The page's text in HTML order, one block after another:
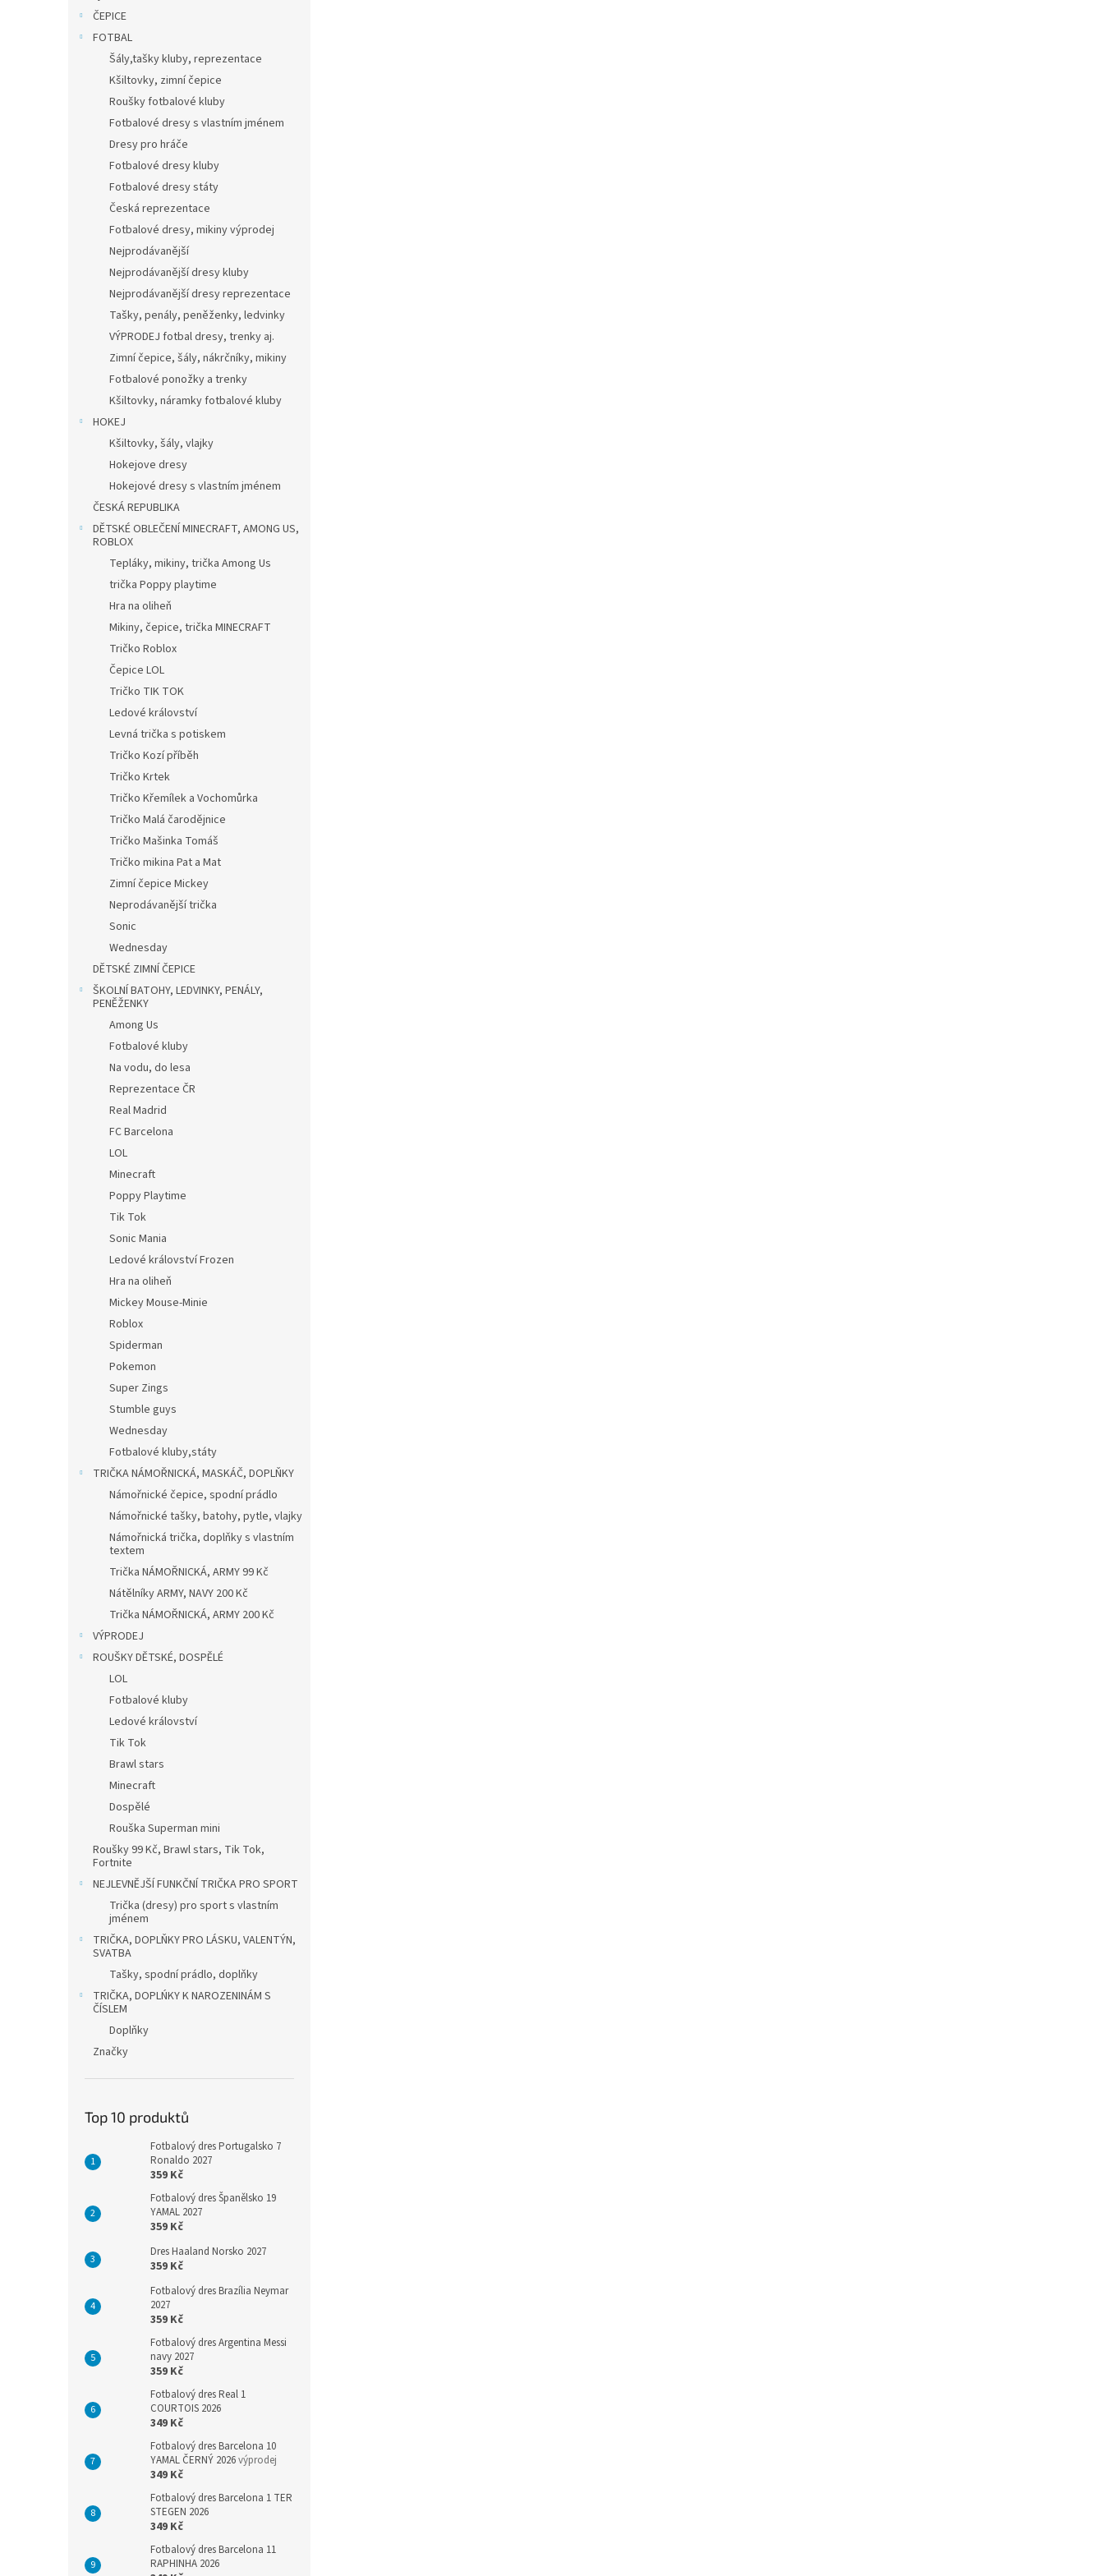
ČEPICE
FOTBAL
Šály,tašky kluby, reprezentace
Kšiltovky, zimní čepice
Roušky fotbalové kluby
Fotbalové dresy s vlastním jménem
Dresy pro hráče
Fotbalové dresy kluby
Fotbalové dresy státy
Česká reprezentace
Fotbalové dresy, mikiny výprodej
Nejprodávanější
Nejprodávanější dresy kluby
Nejprodávanější dresy reprezentace
Tašky, penály, peněženky, ledvinky
VÝPRODEJ fotbal dresy, trenky aj.
Zimní čepice, šály, nákrčníky, mikiny
Fotbalové ponožky a trenky
Kšiltovky, náramky fotbalové kluby
HOKEJ
Kšiltovky, šály, vlajky
Hokejove dresy
Hokejové dresy s vlastním jménem
ČESKÁ REPUBLIKA
DĚTSKÉ OBLEČENÍ MINECRAFT, AMONG US,
ROBLOX
Tepláky, mikiny, trička Among Us
trička Poppy playtime
Hra na oliheň
Mikiny, čepice, trička MINECRAFT
Tričko Roblox
Čepice LOL
Tričko TIK TOK
Ledové království
Levná trička s potiskem
Tričko Kozí příběh
Tričko Krtek
Tričko Křemílek a Vochomůrka
Tričko Malá čarodějnice
Tričko Mašinka Tomáš
Tričko mikina Pat a Mat
Zimní čepice Mickey
Neprodávanější trička
Sonic
Wednesday
DĚTSKÉ ZIMNÍ ČEPICE
ŠKOLNÍ BATOHY, LEDVINKY, PENÁLY,
PENĚŽENKY
Among Us
Fotbalové kluby
Na vodu, do lesa
Reprezentace ČR
Real Madrid
FC Barcelona
LOL
Minecraft
Poppy Playtime
Tik Tok
Sonic Mania
Ledové království Frozen
Hra na oliheň
Mickey Mouse-Minie
Roblox
Spiderman
Pokemon
Super Zings
Stumble guys
Wednesday
Fotbalové kluby,státy
TRIČKA NÁMOŘNICKÁ, MASKÁČ, DOPLŇKY
Námořnické čepice, spodní prádlo
Námořnické tašky, batohy, pytle, vlajky
Námořnická trička, doplňky s vlastním
textem
Trička NÁMOŘNICKÁ, ARMY 99 Kč
Nátělníky ARMY, NAVY 200 Kč
Trička NÁMOŘNICKÁ, ARMY 200 Kč
VÝPRODEJ
ROUŠKY DĚTSKÉ, DOSPĚLÉ
LOL
Fotbalové kluby
Ledové království
Tik Tok
Brawl stars
Minecraft
Dospělé
Rouška Superman mini
Roušky 99 Kč, Brawl stars, Tik Tok,
Fortnite
NEJLEVNĚJŠÍ FUNKČNÍ TRIČKA PRO SPORT
Trička (dresy) pro sport s vlastním
jménem
TRIČKA, DOPLŇKY PRO LÁSKU, VALENTÝN,
SVATBA
Tašky, spodní prádlo, doplňky
TRIČKA, DOPLŃKY K NAROZENINÁM S
ČÍSLEM
Doplňky
Značky
Top 10 produktů
Fotbalový dres Portugalsko 7
Ronaldo 2027
359 Kč
Fotbalový dres Španělsko 19
YAMAL 2027
359 Kč
Dres Haaland Norsko 2027
359 Kč
Fotbalový dres Brazília Neymar
2027
359 Kč
Fotbalový dres Argentina Messi
navy 2027
359 Kč
Fotbalový dres Real 1
COURTOIS 2026
349 Kč
Fotbalový dres Barcelona 10
YAMAL ČERNÝ 2026výprodej
349 Kč
Fotbalový dres Barcelona 1 TER
STEGEN 2026
349 Kč
Fotbalový dres Barcelona 11
RAPHINHA 2026